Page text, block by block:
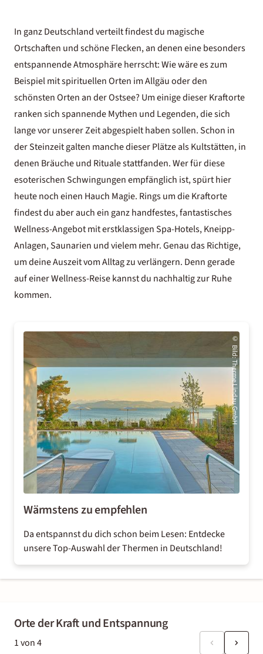
In ganz Deutschland verteilt findest du magische
Ortschaften und schöne Flecken, an denen eine besonders
entspannende Atmosphäre herrscht: Wie wäre es zum
Beispiel mitspirituellen Orten im Allgäuoder den
schönsten Orten an der Ostsee? Um einige dieser Kraftorte
ranken sich spannende Mythen und Legenden, die sich
lange vor unserer Zeit abgespielt haben sollen. Schon in
der Steinzeit galten manche dieser Plätze als Kultstätten, in
denen Bräuche und Rituale stattfanden. Wer für diese
esoterischen Schwingungen empfänglich ist, spürt hier
heute noch einen Hauch Magie. Rings um die Kraftorte
findest du aber auch ein ganz handfestes, fantastisches
Wellness-Angebot mit erstklassigen Spa-Hotels, Kneipp-
Anlagen, Saunarien und vielem mehr. Genau das Richtige,
um deine Auszeit vom Alltag zu verlängern. Denn gerade
auf einer Wellness-Reise kannst du nachhaltig zur Ruhe
kommen.
©
Bild
:
Therme Lindau GmbH
Wärmstens zu empfehlen
Da entspannst du dich schon beim Lesen: Entdecke
unsere Top-Auswahl derThermen in Deutschland!
Orte der Kraft und Entspannung
1von4